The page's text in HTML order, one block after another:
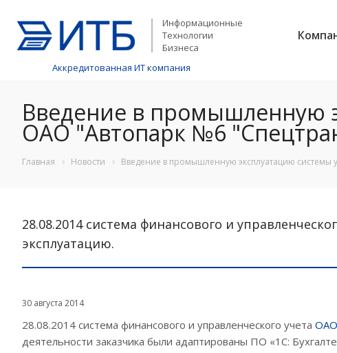
Информационные
Технологии
Бизнеса
Аккредитованная ИТ компания
Введение в промышленную
ОАО "Автопарк №6
Главная Новости Введение в промышленную эксплуатацию системы
28.08.2014 система финансового и
эксплуатацию.
30 августа 2014
28.08.2014 система финансового и управленческого учета ОАО
деятельности заказчика были адаптированы ПО «1С: